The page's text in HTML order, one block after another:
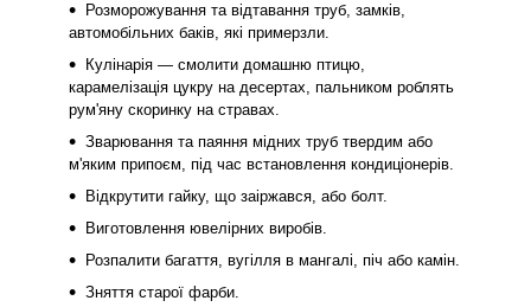
Розморожування та відтавання труб, замків,
автомобільних баків, які примерзли.
Кулінарія — смолити домашню птицю,
карамелізація цукру на десертах, пальником роблять
рум'яну скоринку на стравах.
Зварювання та паяння мідних труб твердим або
м'яким припоєм, під час встановлення кондиціонерів.
Відкрутити гайку, що заіржався, або болт.
Виготовлення ювелірних виробів.
Розпалити багаття, вугілля в мангалі, піч або камін.
Зняття старої фарби.